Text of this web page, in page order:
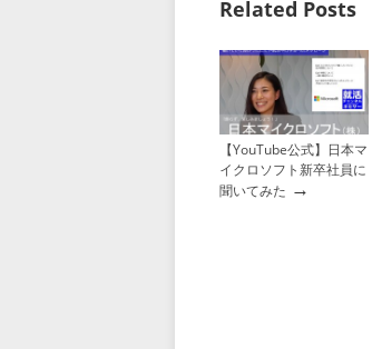
Related Posts
【YouTube公式】日本マ
イクロソフト新卒社員に
聞いてみた →